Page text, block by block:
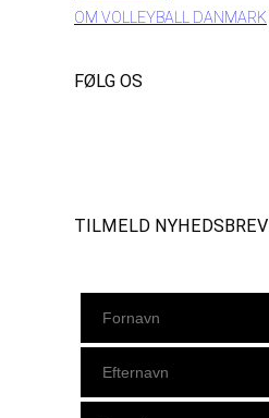
OM VOLLEYBALL DANMARK
FØLG OS
TILMELD NYHEDSBREV